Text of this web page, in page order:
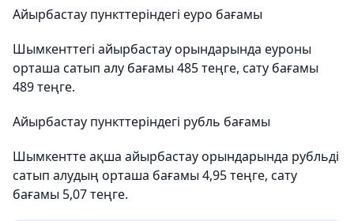
Айырбастау пункттеріндегі еуро бағамы
Шымкенттегі айырбастау орындарында еуроны
орташа сатып алу бағамы 485 теңге, сату бағамы
489 теңге.
Айырбастау пункттеріндегі рубль бағамы
Шымкентте ақша айырбастау орындарында рубльді
сатып алудың орташа бағамы 4,95 теңге, сату
бағамы 5,07 теңге.